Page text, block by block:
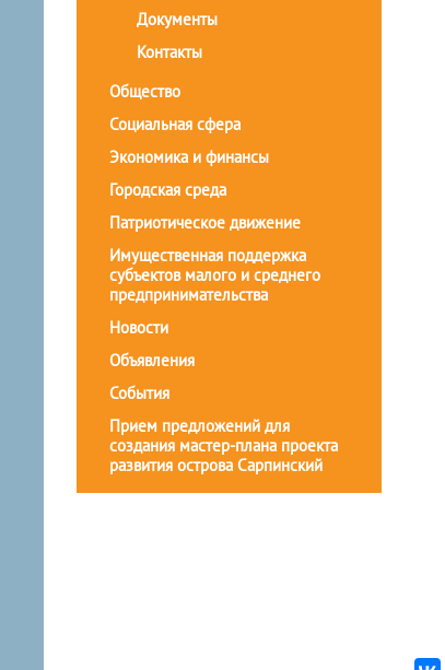
Документы
Контакты
Общество
Социальная сфера
Экономика и финансы
Городская среда
Патриотическое движение
Имущественная поддержка
субъектов малого и среднего
предпринимательства
Новости
Объявления
События
Прием предложений для
создания мастер-плана проекта
развития острова Сарпинский